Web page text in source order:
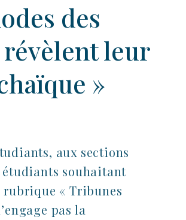
des
leur
»
aux sections
souhaitant
« Tribunes
pas la